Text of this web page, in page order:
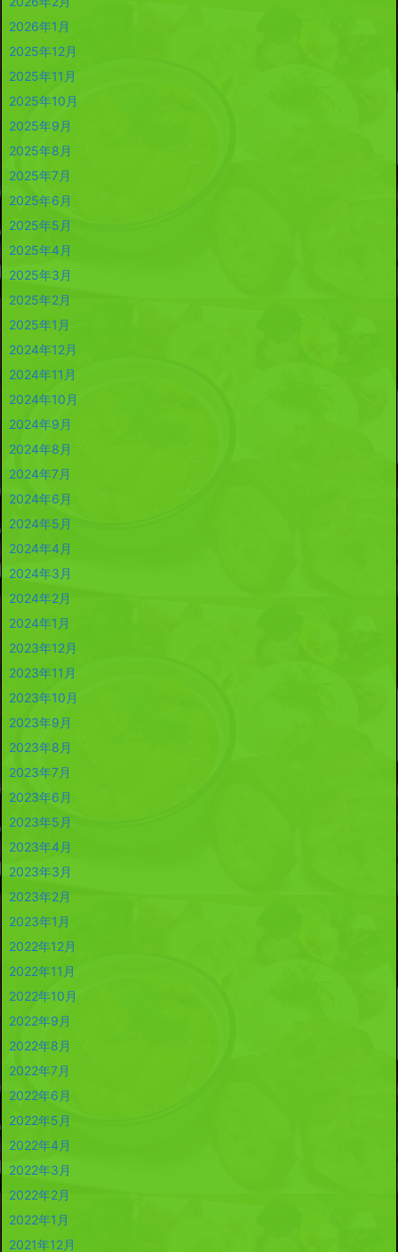
2026年1月
2025年12月
2025年11月
2025年10月
2025年9月
2025年8月
2025年7月
2025年6月
2025年5月
2025年4月
2025年3月
2025年2月
2025年1月
2024年12月
2024年11月
2024年10月
2024年9月
2024年8月
2024年7月
2024年6月
2024年5月
2024年4月
2024年3月
2024年2月
2024年1月
2023年12月
2023年11月
2023年10月
2023年9月
2023年8月
2023年7月
2023年6月
2023年5月
2023年4月
2023年3月
2023年2月
2023年1月
2022年12月
2022年11月
2022年10月
2022年9月
2022年8月
2022年7月
2022年6月
2022年5月
2022年4月
2022年3月
2022年2月
2022年1月
2021年12月